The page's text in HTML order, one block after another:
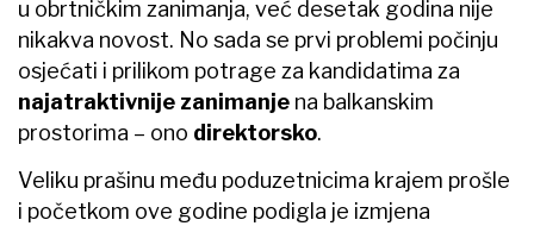
u obrtničkim zanimanja, već desetak godina nije
nikakva novost. No sada se prvi problemi počinju
osjećati i prilikom potrage za kandidatima za
najatraktivnije zanimanje na balkanskim
prostorima – ono direktorsko.
Veliku prašinu među poduzetnicima krajem prošle
i početkom ove godine podigla je izmjena